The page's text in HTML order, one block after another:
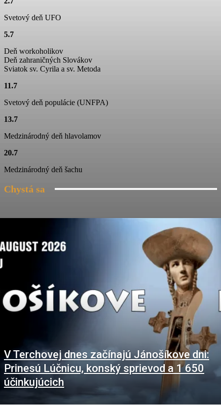
Jánošíkove dni
01:06
Svetový deň UFO
5.7
Deň workoholikov
Deň zahraničných Slovákov
Sviatok sv. Cyrila a sv. Metoda
11.7
Svetový deň populácie (UNFPA)
13.7
Medzinárodný deň hlavolamov
20.7
Medzinárodný deň šachu
Chystá sa
V Terchovej dnes začínajú Jánošíkove dni:
Prinesú Lúčnicu, konský sprievod a 1 650
účinkujúcich